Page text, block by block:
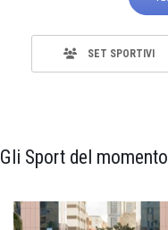
SET SPORTIVI
Gli Sport del momento